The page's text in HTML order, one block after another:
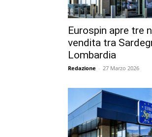
Eurospin apre tre
vendita tra
Lombardia
Redazione - 27 Marzo 2026